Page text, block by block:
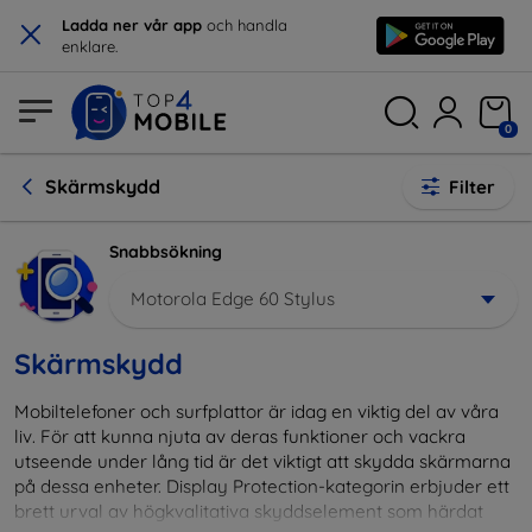
× Ladda ner vår app och handla
enklare.
0
Skärmskydd Filter
Snabbsökning
Motorola Edge 60 Stylus
Skärmskydd
Mobiltelefoner och surfplattor är idag en viktig del av våra
liv. För att kunna njuta av deras funktioner och vackra
utseende under lång tid är det viktigt att skydda skärmarna
på dessa enheter. Display Protection-kategorin erbjuder ett
brett urval av högkvalitativa skyddselement som härdat